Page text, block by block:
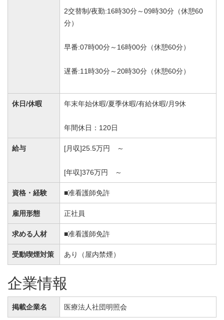
2交替制/夜勤:16時30分～09時30分（休憩60
分）
早番:07時00分～16時00分（休憩60分）
遅番:11時30分～20時30分（休憩60分）
休日/休暇 年末年始休暇/夏季休暇/有給休暇/月9休
年間休日：120日
給与 [月収]25.5万円 ～
[年収]376万円 ～
資格・経験 ■准看護師免許
雇用形態 正社員
求める人材 ■准看護師免許
受動喫煙対策 あり（屋内禁煙）
企業情報
掲載企業名 医療法人社団明照会